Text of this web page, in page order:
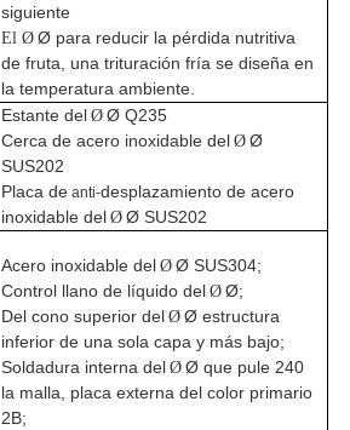
siguiente
El Ø Ø para reducir la pérdida nutritiva
de fruta, una trituración fría se diseña en
la temperatura ambiente.
Estante del Ø Ø Q235
Cerca de acero inoxidable del Ø Ø
SUS202
Placa de anti-desplazamiento de acero
inoxidable del Ø Ø SUS202
Acero inoxidable del Ø Ø SUS304;
Control llano de líquido del Ø Ø;
Del cono superior del Ø Ø estructura
inferior de una sola capa y más bajo;
Soldadura interna del Ø Ø que pule 240
la malla, placa externa del color primario
2B;